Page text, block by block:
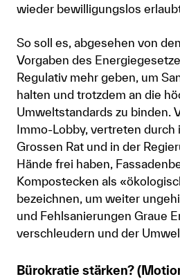
wieder bewilligungslos
So soll es, abgesehen von
Vorgaben des
Regulativ mehr geben, um
halten und trotzdem an die
Umweltstandards zu binden.
Immo-Lobby, vertreten
Grossen Rat und in der
Hände frei haben,
Kompostecken als
bezeichnen, um weiter
und Fehlsanierungen Graue
verschleudern und der
Bürokratie stärken?